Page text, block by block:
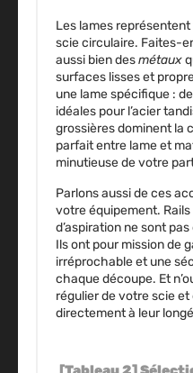
Les lames représentent
scie circulaire. Faites-
aussi bien desmétaux
surfaces lisses et
une lame spécifique :
idéales pour l’acier
grossières dominent la
parfait entre lame et
minutieuse de votre
Parlons aussi de ces
votre équipement.
d’aspiration ne sont
Ils ont pour mission de
irréprochable et une
chaque découpe. Et
régulier de votre scie
directement à leur